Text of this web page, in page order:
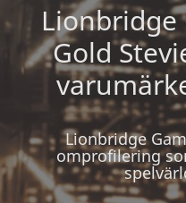
Lionbridge
Gold
Lionbridge
omprofilering